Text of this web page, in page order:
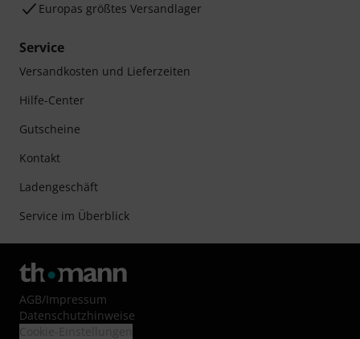
Europas größtes Versandlager
Service
Versandkosten und Lieferzeiten
Hilfe-Center
Gutscheine
Kontakt
Ladengeschäft
Service im Überblick
AGB/Impressum
Datenschutzhinweise